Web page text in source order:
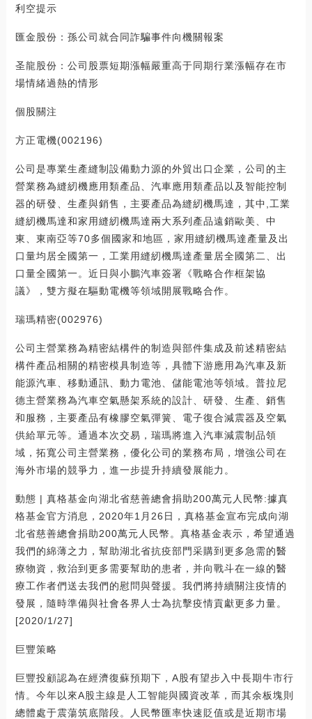
利空提示
匯金股份：孫公司就合同詐騙事件向機關報案
圣龍股份：公司股票短期漲幅嚴重高于同期行業漲幅存在市
場情緒過熱的情形
個股關注
方正電機(002196)
公司是專業生產縫制設備動力源的外貿出口企業，公司的主
營業務為縫紉機應用類產品、汽車應用類產品以及智能控制
器的研發、生產與銷售，主要產品為縫紉機馬達，其中,工業
縫紉機馬達和家用縫紉機馬達兩大系列產品遠銷歐美、中
東、東南亞等70多個國家和地區，家用縫紉機馬達產量及出
口量均居全國第一，工業用縫紉機馬達產量居全國第二、出
口量全國第一。近日與小鵬汽車簽署《戰略合作框架協
議》，雙方擬在驅動電機等領域開展戰略合作。
瑞瑪精密(002976)
公司主營業務為精密結構件的制造與部件集成及前述精密結
構件產品相關的精密模具制造等，具體下游應用為汽車及新
能源汽車、移動通訊、動力電池、儲能電池等領域。普拉尼
德主營業務為汽車空氣懸架系統的設計、研發、生產、銷售
和服務，主要產品有橡膠空氣彈簧、電子復合減震器及空氣
供給單元等。通過本次交易，瑞瑪將進入汽車減震制品領
域，拓寬公司主營業務，優化公司的業務布局，增強公司在
海外市場的競爭力，進一步提升持續發展能力。
動態 | 真格基金向湖北省慈善總會捐助200萬元人民幣:據真
格基金官方消息，2020年1月26日，真格基金宣布完成向湖
北省慈善總會捐助200萬元人民幣。真格基金表示，希望通過
我們的綿薄之力，幫助湖北省抗疫部門采購到更多急需的醫
療物資，救治到更多需要幫助的患者，并向戰斗在一線的醫
療工作者們送去我們的慰問與聲援。我們將持續關注疫情的
發展，隨時準備與社會各界人士為抗擊疫情貢獻更多力量。
[2020/1/27]
巨豐策略
巨豐投顧認為在經濟復蘇預期下，A股有望步入中長期牛市行
情。今年以來A股主線是人工智能與國資改革，而其余板塊則
總體處于震蕩筑底階段。人民幣匯率快速貶值或是近期市場